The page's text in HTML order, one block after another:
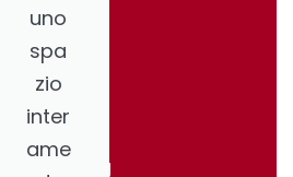
uno
spa
zio
inter
ame